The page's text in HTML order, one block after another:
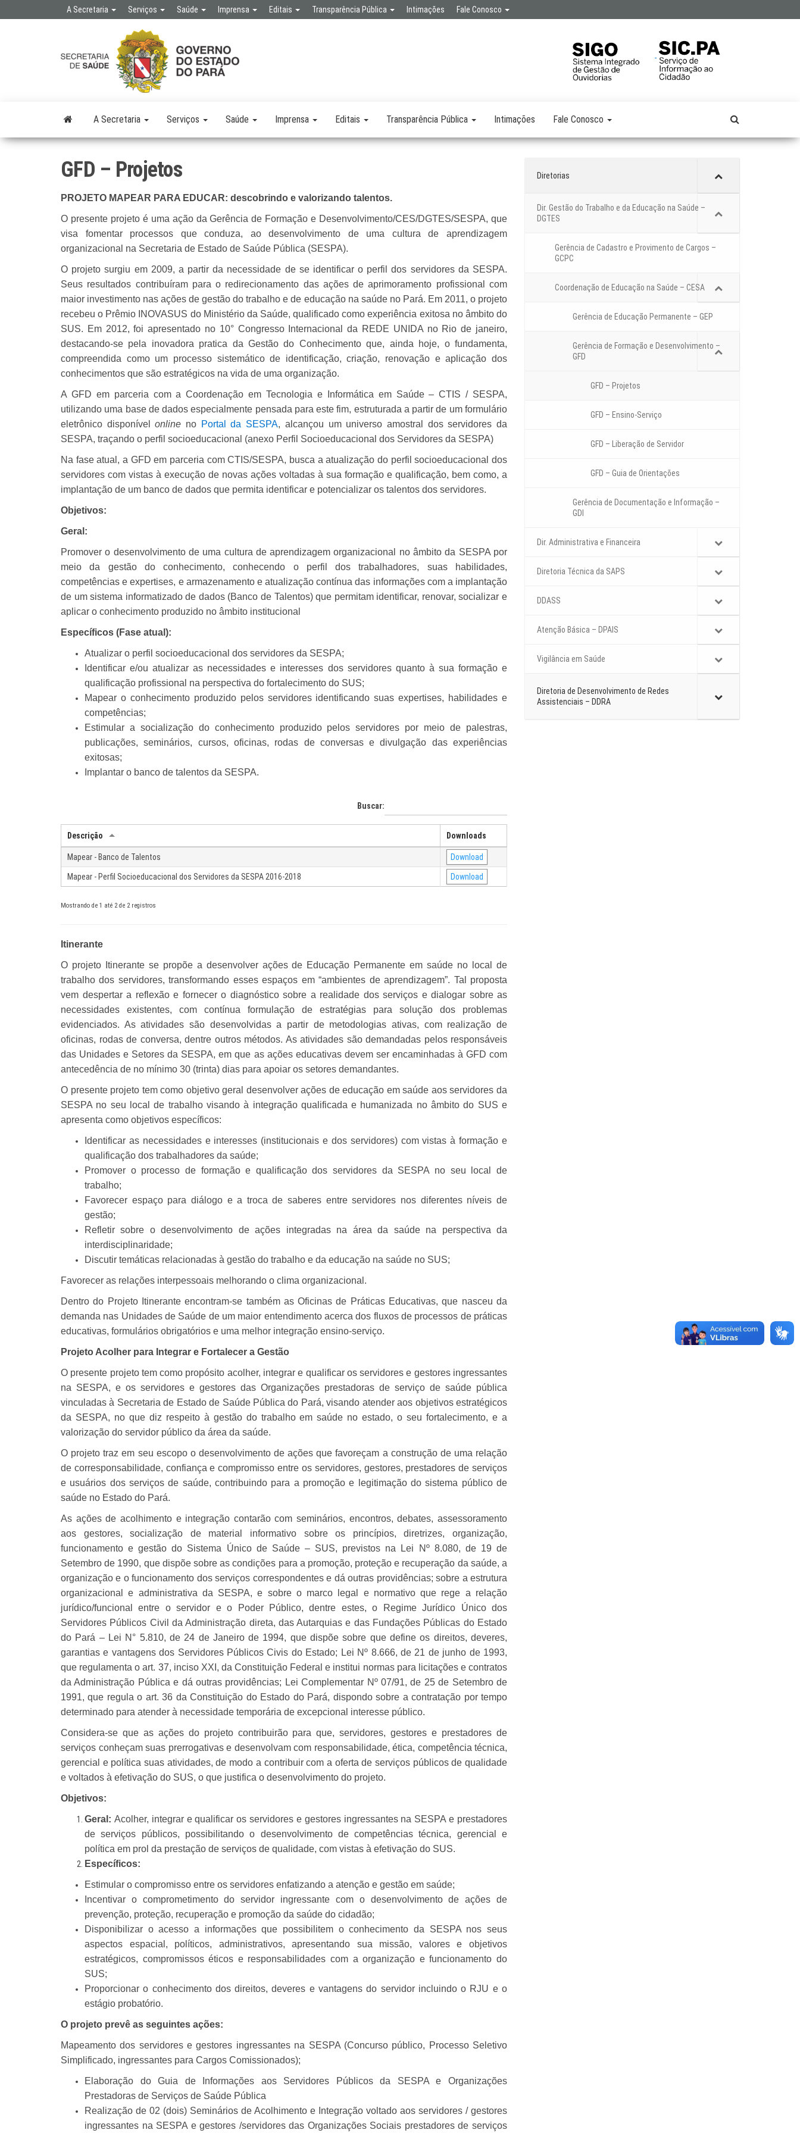
to
A Secretaria Serviços Saúde Imprensa Editais Transparência Pública Intimações Fale Conosco
A Secretaria Serviços Saúde Imprensa Editais Transparência Pública Intimações Fale Conosco
GFD – Projetos
PROJETO MAPEAR PARA EDUCAR: descobrindo e valorizando talentos.
O presente projeto é uma ação da Gerência de Formação e Desenvolvimento/CES/DGTES/SESPA, que
visa fomentar processos que conduza, ao desenvolvimento de uma cultura de aprendizagem
organizacional na Secretaria de Estado de Saúde Pública (SESPA).
O projeto surgiu em 2009, a partir da necessidade de se identificar o perfil dos servidores da SESPA.
Seus resultados contribuíram para o redirecionamento das ações de aprimoramento profissional com
maior investimento nas ações de gestão do trabalho e de educação na saúde no Pará. Em 2011, o projeto
recebeu o Prêmio INOVASUS do Ministério da Saúde, qualificado como experiência exitosa no âmbito do
SUS. Em 2012, foi apresentado no 10° Congresso Internacional da REDE UNIDA no Rio de janeiro,
destacando-se pela inovadora pratica da Gestão do Conhecimento que, ainda hoje, o fundamenta,
compreendida como um processo sistemático de identificação, criação, renovação e aplicação dos
conhecimentos que são estratégicos na vida de uma organização.
A GFD em parceria com a Coordenação em Tecnologia e Informática em Saúde – CTIS / SESPA,
utilizando uma base de dados especialmente pensada para este fim, estruturada a partir de um formulário
eletrônico disponívelonline no Portal da SESPA, alcançou um universo amostral dos servidores da
SESPA, traçando o perfil socioeducacional (anexo Perfil Socioeducacional dos Servidores da SESPA)
Na fase atual, a GFD em parceria com CTIS/SESPA, busca a atualização do perfil socioeducacional dos
servidores com vistas à execução de novas ações voltadas à sua formação e qualificação, bem como, a
implantação de um banco de dados que permita identificar e potencializar os talentos dos servidores.
Objetivos:
Geral:
Promover o desenvolvimento de uma cultura de aprendizagem organizacional no âmbito da SESPA por
meio da gestão do conhecimento, conhecendo o perfil dos trabalhadores, suas habilidades,
competências e expertises, e armazenamento e atualização contínua das informações com a implantação
de um sistema informatizado de dados (Banco de Talentos) que permitam identificar, renovar, socializar e
aplicar o conhecimento produzido no âmbito institucional
Específicos (Fase atual):
Atualizar o perfil socioeducacional dos servidores da SESPA;
Identificar e/ou atualizar as necessidades e interesses dos servidores quanto à sua formação e
qualificação profissional na perspectiva do fortalecimento do SUS;
Mapear o conhecimento produzido pelos servidores identificando suas expertises, habilidades e
competências;
Estimular a socialização do conhecimento produzido pelos servidores por meio de palestras,
publicações, seminários, cursos, oficinas, rodas de conversas e divulgação das experiências
exitosas;
Implantar o banco de talentos da SESPA.
Buscar:
Descrição Downloads
Mapear - Banco de Talentos Download
Mapear - Perfil Socioeducacional dos Servidores da SESPA 2016-2018 Download
Mostrando de 1 até 2 de 2 registros
Itinerante
O projeto Itinerante se propõe a desenvolver ações de Educação Permanente em saúde no local de
trabalho dos servidores, transformando esses espaços em “ambientes de aprendizagem”. Tal proposta
vem despertar a reflexão e fornecer o diagnóstico sobre a realidade dos serviços e dialogar sobre as
necessidades existentes, com contínua formulação de estratégias para solução dos problemas
evidenciados. As atividades são desenvolvidas a partir de metodologias ativas, com realização de
oficinas, rodas de conversa, dentre outros métodos. As atividades são demandadas pelos responsáveis
das Unidades e Setores da SESPA, em que as ações educativas devem ser encaminhadas à GFD com
antecedência de no mínimo 30 (trinta) dias para apoiar os setores demandantes.
O presente projeto tem como objetivo geral desenvolver ações de educação em saúde aos servidores da
SESPA no seu local de trabalho visando à integração qualificada e humanizada no âmbito do SUS e
apresenta como objetivos específicos:
Identificar as necessidades e interesses (institucionais e dos servidores) com vistas à formação e
qualificação dos trabalhadores da saúde;
Promover o processo de formação e qualificação dos servidores da SESPA no seu local de
trabalho;
Favorecer espaço para diálogo e a troca de saberes entre servidores nos diferentes níveis de
gestão;
Refletir sobre o desenvolvimento de ações integradas na área da saúde na perspectiva da
interdisciplinaridade;
Discutir temáticas relacionadas à gestão do trabalho e da educação na saúde no SUS;
Favorecer as relações interpessoais melhorando o clima organizacional.
Dentro do Projeto Itinerante encontram-se também as Oficinas de Práticas Educativas, que nasceu da
demanda nas Unidades de Saúde de um maior entendimento acerca dos fluxos de processos de práticas
educativas, formulários obrigatórios e uma melhor integração ensino-serviço.
Projeto Acolher para Integrar e Fortalecer a Gestão
O presente projeto tem como propósito acolher, integrar e qualificar os servidores e gestores ingressantes
na SESPA, e os servidores e gestores das Organizações prestadoras de serviço de saúde pública
vinculadas à Secretaria de Estado de Saúde Pública do Pará, visando atender aos objetivos estratégicos
da SESPA, no que diz respeito à gestão do trabalho em saúde no estado, o seu fortalecimento, e a
valorização do servidor público da área da saúde.
O projeto traz em seu escopo o desenvolvimento de ações que favoreçam a construção de uma relação
de corresponsabilidade, confiança e compromisso entre os servidores, gestores, prestadores de serviços
e usuários dos serviços de saúde, contribuindo para a promoção e legitimação do sistema público de
saúde no Estado do Pará.
As ações de acolhimento e integração contarão com seminários, encontros, debates, assessoramento
aos gestores, socialização de material informativo sobre os princípios, diretrizes, organização,
funcionamento e gestão do Sistema Único de Saúde – SUS, previstos na Lei Nº 8.080, de 19 de
Setembro de 1990, que dispõe sobre as condições para a promoção, proteção e recuperação da saúde, a
organização e o funcionamento dos serviços correspondentes e dá outras providências; sobre a estrutura
organizacional e administrativa da SESPA, e sobre o marco legal e normativo que rege a relação
jurídico/funcional entre o servidor e o Poder Público, dentre estes, o Regime Jurídico Único dos
Servidores Públicos Civil da Administração direta, das Autarquias e das Fundações Públicas do Estado
do Pará – Lei N° 5.810, de 24 de Janeiro de 1994, que dispõe sobre que define os direitos, deveres,
garantias e vantagens dos Servidores Públicos Civis do Estado; Lei Nº 8.666, de 21 de junho de 1993,
que regulamenta o art. 37, inciso XXI, da Constituição Federal e institui normas para licitações e contratos
da Administração Pública e dá outras providências; Lei Complementar Nº 07/91, de 25 de Setembro de
1991, que regula o art. 36 da Constituição do Estado do Pará, dispondo sobre a contratação por tempo
determinado para atender à necessidade temporária de excepcional interesse público.
Considera-se que as ações do projeto contribuirão para que, servidores, gestores e prestadores de
serviços conheçam suas prerrogativas e desenvolvam com responsabilidade, ética, competência técnica,
gerencial e política suas atividades, de modo a contribuir com a oferta de serviços públicos de qualidade
e voltados à efetivação do SUS, o que justifica o desenvolvimento do projeto.
Objetivos:
Geral: Acolher, integrar e qualificar os servidores e gestores ingressantes na SESPA e prestadores
de serviços públicos, possibilitando o desenvolvimento de competências técnica, gerencial e
política em prol da prestação de serviços de qualidade, com vistas à efetivação do SUS.
Específicos:
Estimular o compromisso entre os servidores enfatizando a atenção e gestão em saúde;
Incentivar o comprometimento do servidor ingressante com o desenvolvimento de ações de
prevenção, proteção, recuperação e promoção da saúde do cidadão;
Disponibilizar o acesso a informações que possibilitem o conhecimento da SESPA nos seus
aspectos espacial, políticos, administrativos, apresentando sua missão, valores e objetivos
estratégicos, compromissos éticos e responsabilidades com a organização e funcionamento do
SUS;
Proporcionar o conhecimento dos direitos, deveres e vantagens do servidor incluindo o RJU e o
estágio probatório.
O projeto prevê as seguintes ações:
Mapeamento dos servidores e gestores ingressantes na SESPA (Concurso público, Processo Seletivo
Simplificado, ingressantes para Cargos Comissionados);
Elaboração do Guia de Informações aos Servidores Públicos da SESPA e Organizações
Prestadoras de Serviços de Saúde Pública
Realização de 02 (dois) Seminários de Acolhimento e Integração voltado aos servidores / gestores
ingressantes na SESPA e gestores /servidores das Organizações Sociais prestadores de serviços
Diretorias
Dir. Gestão do Trabalho e da Educação na Saúde –
DGTES
Gerência de Cadastro e Provimento de Cargos –
GCPC
Coordenação de Educação na Saúde – CESA
Gerência de Educação Permanente – GEP
Gerência de Formação e Desenvolvimento –
GFD
GFD – Projetos
GFD – Ensino-Serviço
GFD – Liberação de Servidor
GFD – Guia de Orientações
Gerência de Documentação e Informação –
GDI
Dir. Administrativa e Financeira
Diretoria Técnica da SAPS
DDASS
Atenção Básica – DPAIS
Vigilância em Saúde
Diretoria de Desenvolvimento de Redes
Assistenciais – DDRA